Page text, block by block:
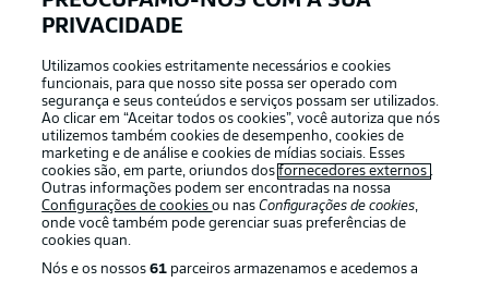
APLICATIVO DA BUNDESLIGA
Oferecido por
PRIVACIDADE
Utilizamos cookies estritamente necessários e cookies
funcionais, para que nosso site possa ser operado com
segurança e seus conteúdos e serviços possam ser utilizados.
Ao clicar em “Aceitar todos os cookies”, você autoriza que nós
utilizemos também cookies de desempenho, cookies de
marketing e de análise e cookies de mídias sociais. Esses
cookies são, em parte, oriundos dosfornecedores externos .
Outras informações podem ser encontradas na nossa
Configurações de cookiesou nasConfigurações de cookies,
onde você também pode gerenciar suas preferências de
cookies quan.
Nós e os nossos61 parceiros armazenamos e acedemos a